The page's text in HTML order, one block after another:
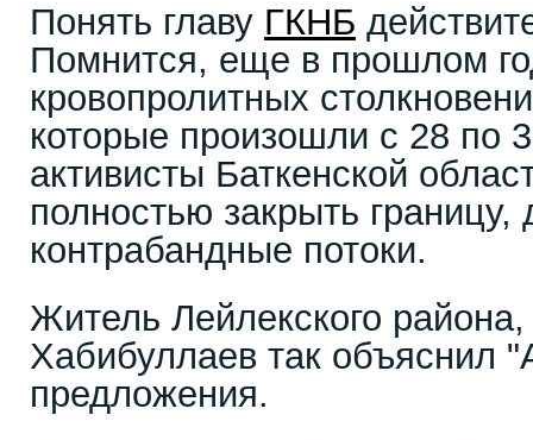
Понять главу ГКНБ
Помнится, еще в прошлом
кровопролитных
которые произошли с 28 по
активисты Баткенской
полностью закрыть
контрабандные потоки.
Житель Лейлекского
Хабибуллаев так объяснил
предложения.